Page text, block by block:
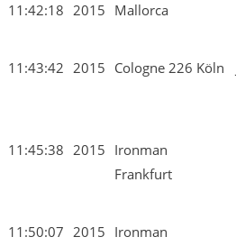
11:42:18 2015 Mallorca
11:43:42 2015 Cologne 226 Köln
11:45:38 2015 Ironman
Frankfurt
11:50:07 2015 Ironman